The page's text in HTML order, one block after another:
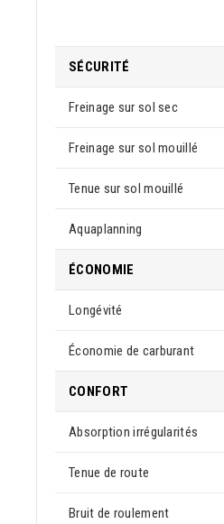
SÉCURITÉ
Freinage sur sol sec
Freinage sur sol mouillé
Tenue sur sol mouillé
Aquaplanning
ÉCONOMIE
Longévité
Économie de carburant
CONFORT
Absorption irrégularités
Tenue de route
Bruit de roulement